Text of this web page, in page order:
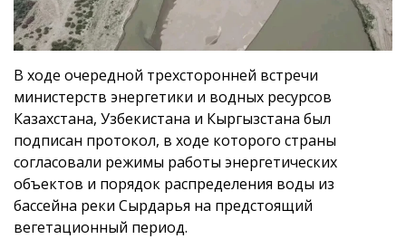
В ходе очередной трехсторонней встречи
министерств энергетики и водных ресурсов
Казахстана, Узбекистана и Кыргызстана был
подписан протокол, в ходе которого страны
согласовали режимы работы энергетических
объектов и порядок распределения воды из
бассейна реки Сырдарья на предстоящий
вегетационный период.